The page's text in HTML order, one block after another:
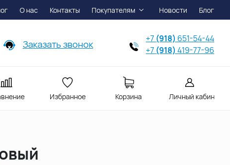
О нас Контакты Покупателям Новости Блог
Заказать звонок +7 (918) 651-54-44
+7 (918) 419-77-96
Избранное Корзина Личный кабинет